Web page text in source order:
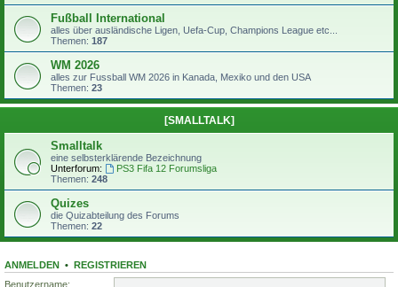
Fußball International
alles über ausländische Ligen, Uefa-Cup, Champions League etc...
Themen: 187
WM 2026
alles zur Fussball WM 2026 in Kanada, Mexiko und den USA
Themen: 23
[SMALLTALK]
Smalltalk
eine selbsterklärende Bezeichnung
Unterforum:
PS3 Fifa 12 Forumsliga
Themen: 248
Quizes
die Quizabteilung des Forums
Themen: 22
ANMELDEN • REGISTRIEREN
Benutzername: